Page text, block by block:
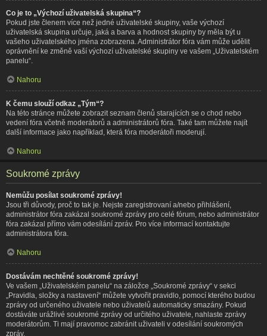
Co je to „Výchozí uživatelská skupina“?
Pokud jste členem více než jedné uživatelské skupiny, vaše výchozí
uživatelská skupina určuje, jaká a barva a hodnost skupiny by měla být u
vašeho uživatelského jména zobrazena. Administrátor fóra vám může udělit
oprávnění ke změně vaší výchozí uživatelské skupiny ve vašem „Uživatelském
panelu“.
Nahoru
K čemu slouží odkaz „Tým“?
Na této stránce můžete zobrazit seznam členů starajících se o chod nebo
vedení fóra včetně moderátorů a administrátorů fóra. Také tam můžete najít
další informace jako například, která fóra moderátoři moderují.
Nahoru
Soukromé zprávy
Nemůžu posílat soukromé zprávy!
Jsou tři důvody, proč to tak je. Nejste zaregistrovaní a/nebo přihlášení,
administrátor fóra zakázal soukromé zprávy pro celé fórum, nebo administrátor
fóra zakázal přímo vám odesílání zpráv. Pro více informací kontaktujte
administrátora fóra.
Nahoru
Dostávám nechtěné soukromé zprávy!
Ve vašem „Uživatelském panelu“ na záložce „Soukromé zprávy“ v sekci
„Pravidla, složky a nastavení“ můžete vytvořit pravidlo, pomocí kterého budou
zprávy od určeného uživatele nebo uživatelů automaticky smazány. Pokud
dostáváte urážlivé soukromé zprávy od určitého uživatele, nahlaste zprávy
moderátorům. Ti mají pravomoc zabránit uživateli v odesílání soukromých
zpráv.